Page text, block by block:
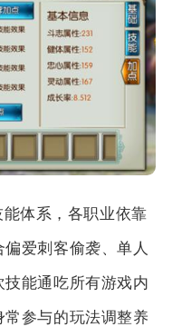
体系，各职业依靠
爱刺客偷袭、单人
能通吃所有游戏内
参与的玩法调整养